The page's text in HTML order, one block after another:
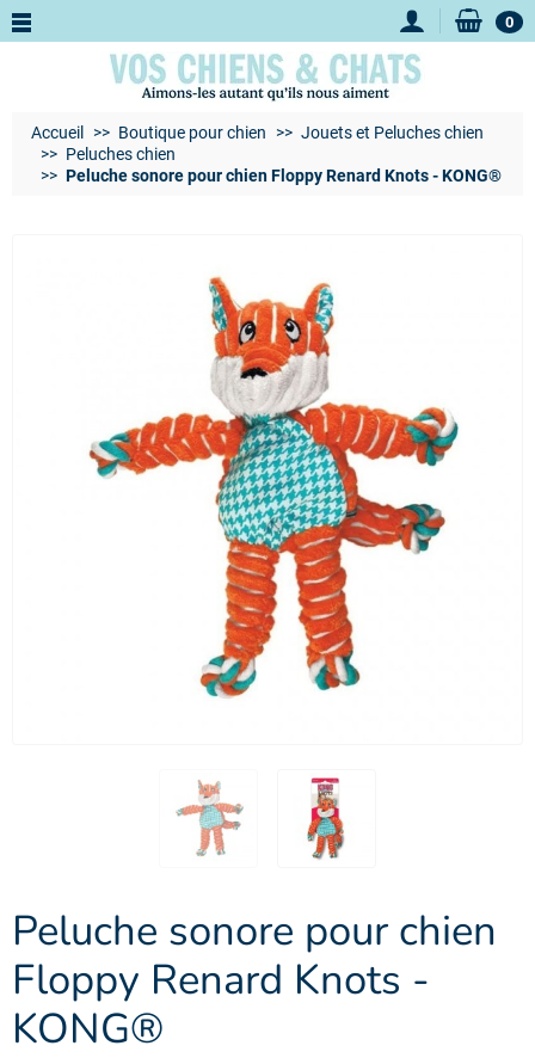
0
Accueil Boutique pour chien
Jouets et Peluches chien
Peluches chien
Peluche sonore pour chien Floppy Renard Knots - KONG®
Peluche sonore pour chien
Floppy Renard Knots -
KONG®